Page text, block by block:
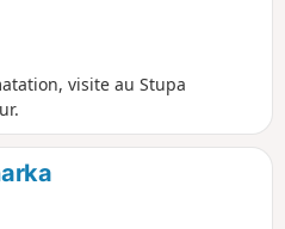
visite au Stupa